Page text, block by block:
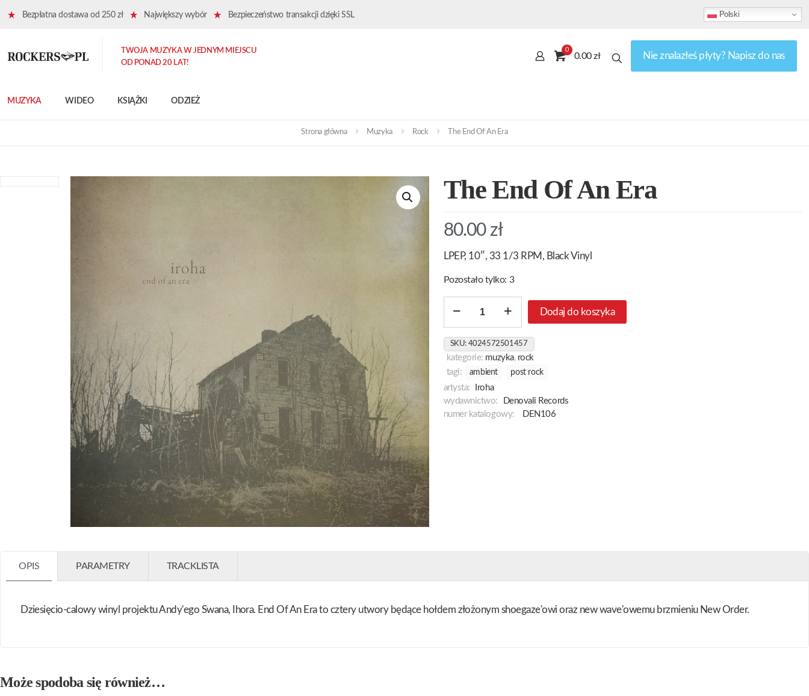
Bezpłatna dostawa od 250 zł Największy wybór Bezpieczeństwo transakcji dzięki SSL Polski
MUZYKA WIDEO KSIĄŻKI ODZIEŻ
TWOJA MUZYKA W JEDNYM MIEJSCU
OD PONAD 20 LAT!
0
0.00 zł Nie znalazłeś płyty? Napisz do nas
Strona główna Muzyka Rock The End Of An Era
The End Of An Era
80.00 zł
LPEP, 10″, 33 1/3 RPM, Black Vinyl
Pozostało tylko: 3
Of
An
Era
Dodaj do koszyka
SKU: 4024572501457
kategorie: muzyka, rock
tagi:
ambient post rock
artysta:
Iroha
wydawnictwo:
Denovali Records
numer katalogowy:
DEN106
OPIS PARAMETRY TRACKLISTA
Dziesięcio-calowy winyl projektu Andy'ego Swana, Ihora. End Of An Era to cztery utwory będące hołdem złożonym shoegaze'owi oraz new wave'owemu brzmieniu New Order.
Może spodoba się również…